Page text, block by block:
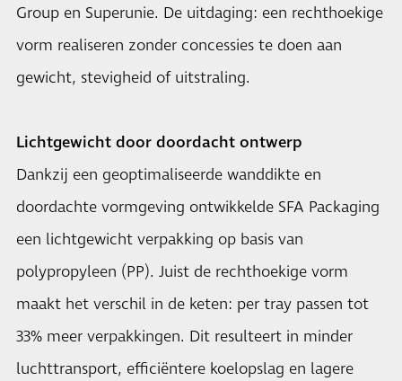
Group en Superunie. De uitdaging: een rechthoekige
vorm realiseren zonder concessies te doen aan
gewicht, stevigheid of uitstraling.
Lichtgewicht door doordacht ontwerp
Dankzij een geoptimaliseerde wanddikte en
doordachte vormgeving ontwikkelde SFA Packaging
een lichtgewicht verpakking op basis van
polypropyleen (PP). Juist de rechthoekige vorm
maakt het verschil in de keten: per tray passen tot
33% meer verpakkingen. Dit resulteert in minder
luchttransport, efficiëntere koelopslag en lagere